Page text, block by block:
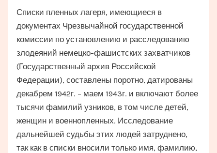
Списки пленных лагеря, имеющиеся в
документах Чрезвычайной государственной
комиссии по установлению и расследованию
злодеяний немецко-фашистских захватчиков
(Государственный архив Российской
Федерации), составлены поротно, датированы
декабрем 1942г. – маем 1943г. и включают более
тысячи фамилий узников, в том числе детей,
женщин и военнопленных. Исследование
дальнейшей судьбы этих людей затруднено,
так как в списки вносили только имя, фамилию,